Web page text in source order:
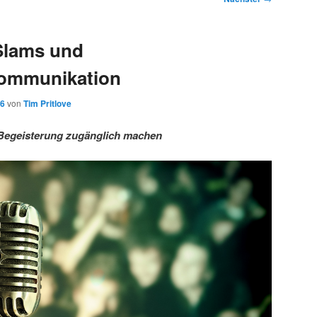
und
von Tim Pritlove
zugänglich machen